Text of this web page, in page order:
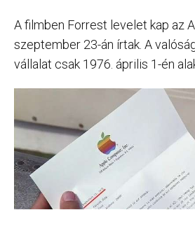
A filmben Forrest levelet kap az
szeptember 23-án írtak. A
vállalat csak 1976. április 1-én